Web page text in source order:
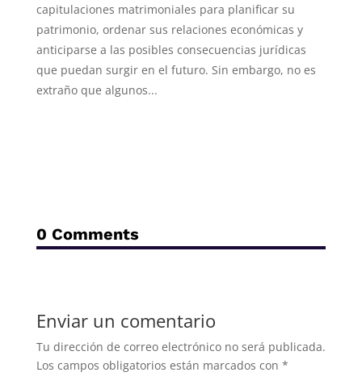
capitulaciones matrimoniales para planificar su
patrimonio, ordenar sus relaciones económicas y
anticiparse a las posibles consecuencias jurídicas
que puedan surgir en el futuro. Sin embargo, no es
extraño que algunos...
0 Comments
Enviar un comentario
Tu dirección de correo electrónico no será publicada.
Los campos obligatorios están marcados con *